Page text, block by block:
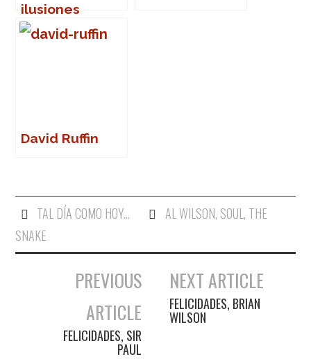
ilusiones
ópticas
David Ruffin
TAL DÍA COMO HOY... AL WILSON, SOUL, THE
SNAKE
Navegación de entradas
PREVIOUS
ARTICLE
FELICIDADES, SIR
PAUL
NEXT ARTICLE
FELICIDADES, BRIAN
WILSON